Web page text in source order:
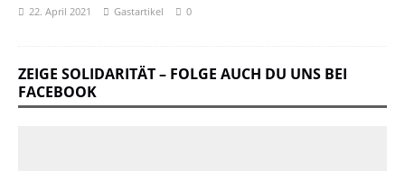
22. April 2021 Gastartikel 0
ZEIGE SOLIDARITÄT – FOLGE AUCH DU UNS BEI
FACEBOOK